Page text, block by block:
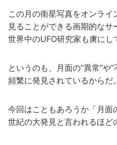
この月の衛星写真をオンライ
見ることができる画期的なサ
世界中のUFO研究家も虜にし
というのも、月面の“異常”や
頻繁に発見されているからだ。
今回はこともあろうか「月面
世紀の大発見と言われるほど